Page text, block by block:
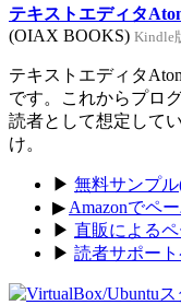
テキストエディタ
(OIAX BOOKS) Kindle
テキストエディタ
です。これからプロ
読者として想定して
け。
▶ 無料サンプ
▶ Amazonでペ
▶ 直販による
▶ 読者サポー